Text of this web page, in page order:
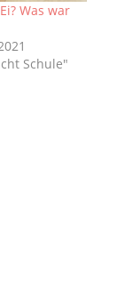
Was war
Schule"